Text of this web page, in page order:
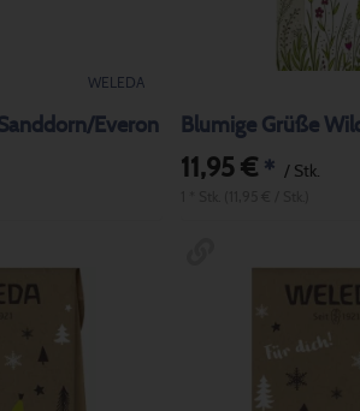
WELEDA
Everon Blumige Grüße
11,95 € * / Stk.